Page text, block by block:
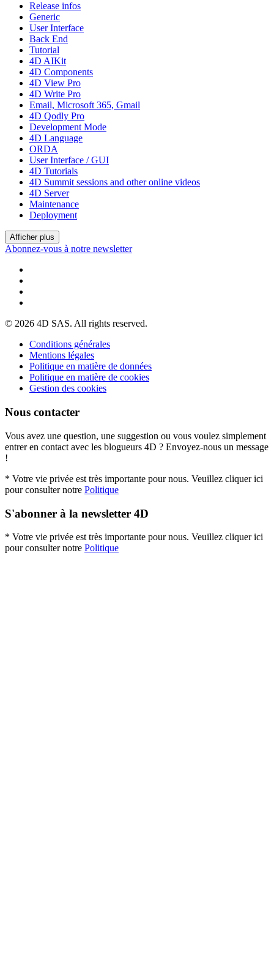
Release infos
Generic
User Interface
Back End
Tutorial
4D AIKit
4D Components
4D View Pro
4D Write Pro
Email, Microsoft 365, Gmail
4D Qodly Pro
Development Mode
4D Language
ORDA
User Interface / GUI
4D Tutorials
4D Summit sessions and other online videos
4D Server
Maintenance
Deployment
Afficher plus
Abonnez-vous à notre newsletter
© 2026 4D SAS. All rights reserved.
Conditions générales
Mentions légales
Politique en matière de données
Politique en matière de cookies
Gestion des cookies
Nous contacter
Vous avez une question, une suggestion ou vous voulez simplement
entrer en contact avec les blogueurs 4D ? Envoyez-nous un message
!
* Votre vie privée est très importante pour nous. Veuillez cliquer ici
pour consulter notre Politique
S'abonner à la newsletter 4D
* Votre vie privée est très importante pour nous. Veuillez cliquer ici
pour consulter notre Politique